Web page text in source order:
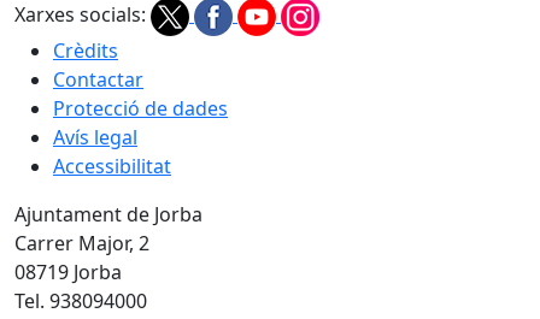
Xarxes socials:
Crèdits
Contactar
Protecció de dades
Avís legal
Accessibilitat
Ajuntament de Jorba
Carrer Major, 2
08719 Jorba
Tel. 938094000